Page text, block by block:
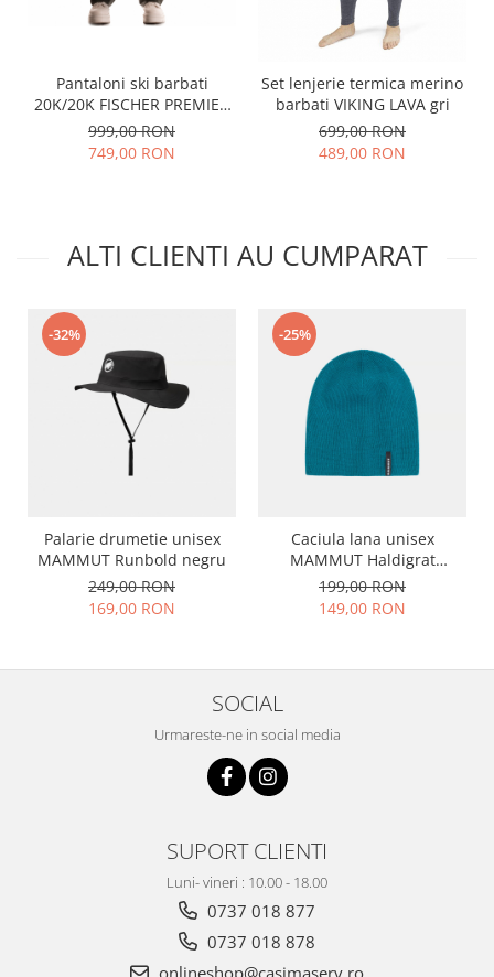
Pantaloni ski barbati
20K/20K FISCHER PREMIER
negru
999,00 RON
749,00 RON
Set lenjerie termica merino
barbati VIKING LAVA gri
699,00 RON
489,00 RON
ALTI CLIENTI AU CUMPARAT
-32%
Palarie drumetie unisex
MAMMUT Runbold negru
249,00 RON
169,00 RON
-25%
Caciula lana unisex
MAMMUT Haldigrat
albastru
199,00 RON
149,00 RON
SOCIAL
Urmareste-ne in social media
SUPORT CLIENTI
Luni- vineri : 10.00 - 18.00
0737 018 877
0737 018 878
onlineshop@casimaserv.ro